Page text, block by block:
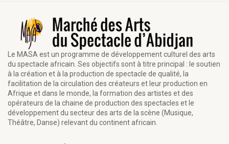
Le MASA est un programme de développement culturel des arts
du spectacle africain. Ses objectifs sont à titre principal : le soutien
à la création et à la production de spectacle de qualité, la
facilitation de la circulation des créateurs et leur production en
Afrique et dans le monde, la formation des artistes et des
opérateurs de la chaine de production des spectacles et le
développement du secteur des arts de la scène (Musique,
Théâtre, Danse) relevant du continent africain.